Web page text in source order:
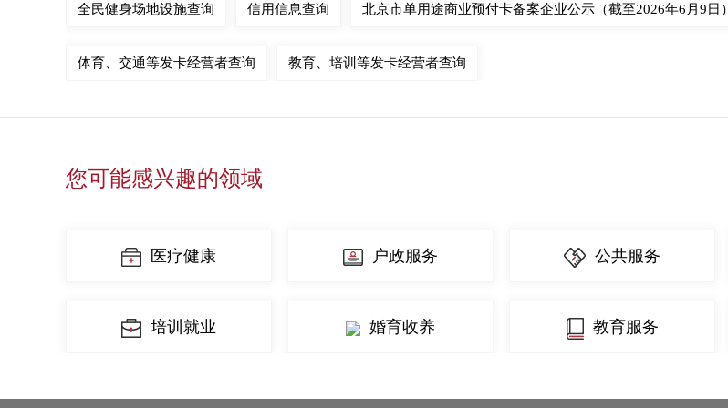
全民健身场地设施查询 信用信息查询 北京市单用途商业预付卡备案企业公示（截至2026年6月9日）
体育、交通等发卡经营者查询 教育、培训等发卡经营者查询
您可能感兴趣的领域
医疗健康 户政服务 公共服务
培训就业 婚育收养 教育服务